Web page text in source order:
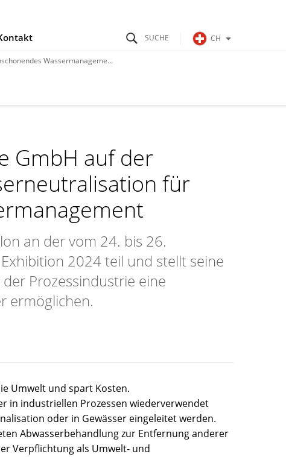
CH
Wassermanagement
GmbH auf der
für
an der vom 24. bis 26.
2024 teil und stellt seine
Prozessindustrie eine
ermöglichen.
Umwelt und spart Kosten.
in industriellen Prozessen wiederverwendet
oder in Gewässer eingeleitet werden.
Abwasserbehandlung zur Entfernung anderer
Verpflichtung als Umwelt- und